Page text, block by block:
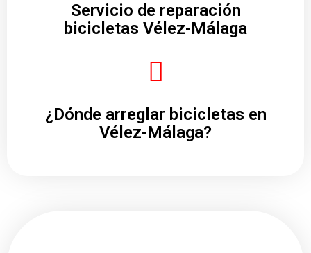
Servicio de reparación
bicicletas Vélez-Málaga
¿Dónde arreglar bicicletas en
Vélez-Málaga?